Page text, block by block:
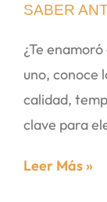
SABER
¿Te
uno, conoce
calidad,
clave para
Leer Más »